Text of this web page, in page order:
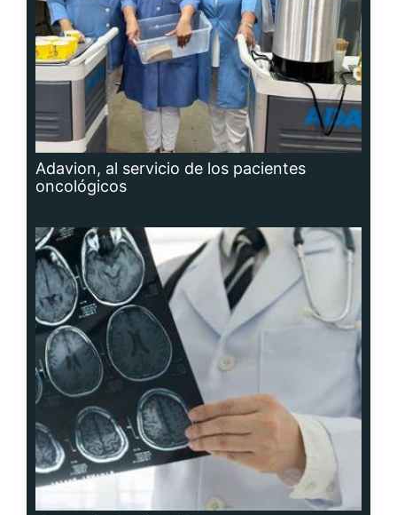
Adavion, al servicio de los pacientes
oncológicos